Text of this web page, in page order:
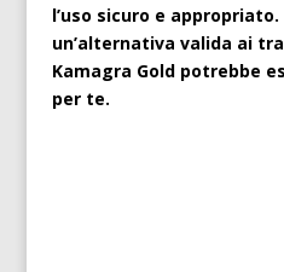
l’uso sicuro e
un’alternativa valida ai
Kamagra Gold potrebbe
per te.